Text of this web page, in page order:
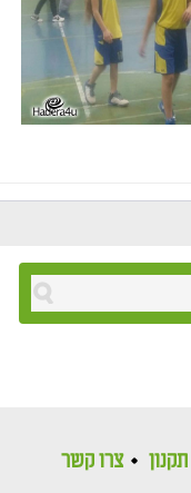
תקנון צרו קשר